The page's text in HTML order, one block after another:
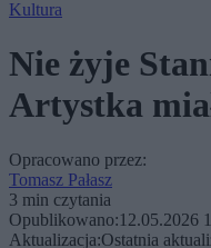
Kultura
Nie żyje
Artystka
Opracowano przez:
Tomasz Pałasz
3 min czytania
Opublikowano:12.05.2026
Aktualizacja:Ostatnia